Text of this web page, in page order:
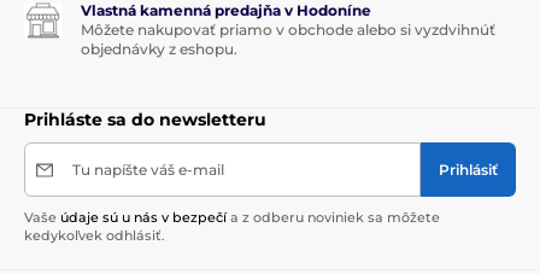
Vlastná kamenná predajňa v Hodoníne
Môžete nakupovať priamo v obchode alebo si vyzdvihnúť
objednávky z eshopu.
Prihláste sa do newsletteru
Tu napíšte váš e-mail Prihlásiť
Vaše údaje sú u nás v bezpečí a z odberu noviniek sa môžete
kedykoľvek odhlásiť.